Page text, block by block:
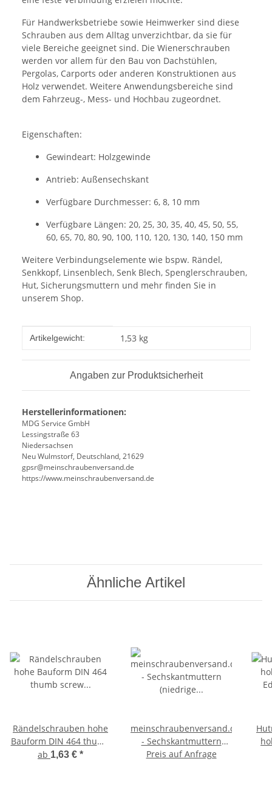
Für Handwerksbetriebe sowie Heimwerker sind diese
Schrauben aus dem Alltag unverzichtbar, da sie für
viele Bereiche geeignet sind. Die Wienerschrauben
werden vor allem für den Bau von Dachstühlen,
Pergolas, Carports oder anderen Konstruktionen aus
Holz verwendet. Weitere Anwendungsbereiche sind
dem Fahrzeug-, Mess- und Hochbau zugeordnet.
Eigenschaften:
Gewindeart: Holzgewinde
Antrieb: Außensechskant
Verfügbare Durchmesser: 6, 8, 10 mm
Verfügbare Längen: 20, 25, 30, 35, 40, 45, 50, 55,
60, 65, 70, 80, 90, 100, 110, 120, 130, 140, 150 mm
Weitere Verbindungselemente wie bspw. Rändel,
Senkkopf, Linsenblech, Senk Blech, Spenglerschrauben,
Hut, Sicherungsmuttern und mehr finden Sie in
unserem Shop.
Produkteigenschaft
Wert
Artikelgewicht: 1,53 kg
Angaben zur Produktsicherheit
Herstellerinformationen:
MDG Service GmbH
Lessingstraße 63
Niedersachsen
Neu Wulmstorf, Deutschland, 21629
gpsr@meinschraubenversand.de
https://www.meinschraubenversand.de
Ähnliche Artikel
Rändelschrauben hohe
Bauform DIN 464 thumb
screw rostfreier
ab 1,63 € *
meinschraubenversand.de
- Sechskantmuttern
(niedrige Form, mit Fase)
Preis auf Anfrage